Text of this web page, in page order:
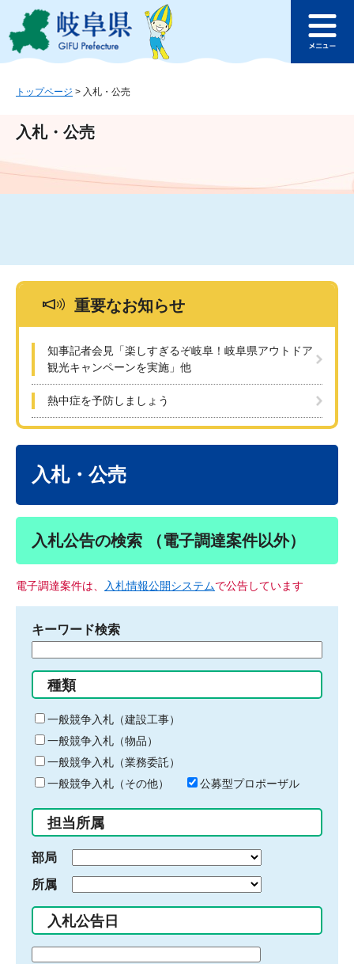
ジ
ュ
文
このページの本文へ
ュ
トップページ > 入札・公売
入札・公売
重要なお知らせ
知事記者会見「楽しすぎるぞ岐阜！岐阜県アウトドア
観光キャンペーンを実施」他
熱中症を予防しましょう
入札・公売
入札公告の検索 （電子調達案件以外）
電子調達案件は、 入札情報公開システムで公告しています
キーワード検索
る
キ
ー
ワ
ー
ド
入
力
種類
一般競争入札（建設工事）
一般競争入札（物品）
一般競争入札（業務委託）
一般競争入札（その他）
公募型プロポーザル
担当所属
部局
所属
入札公告日